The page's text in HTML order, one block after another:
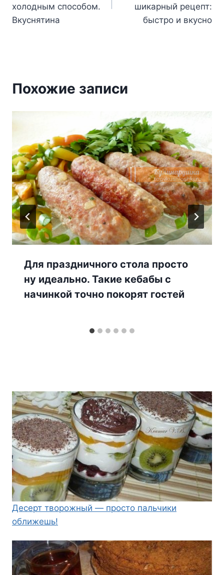
записям
холодным способом.
Вкуснятина
шикарный рецепт:
быстро и вкусно
Похожие записи
Для праздничного стола просто
ну идеально. Такие кебабы с
начинкой точно покорят гостей
Десерт творожный — просто пальчики
оближешь!